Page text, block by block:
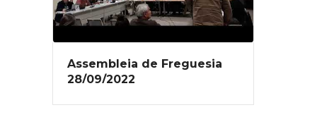
Assembleia de Freguesia
28/09/2022